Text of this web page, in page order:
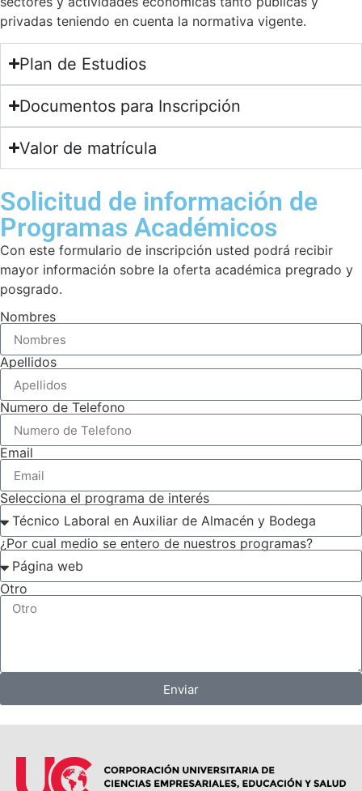
privadas teniendo en cuenta la normativa vigente.
Plan de Estudios
Documentos para Inscripción
Valor de matrícula
Solicitud de información de
Programas Académicos
Con este formulario de inscripción usted podrá recibir
mayor información sobre la oferta académica pregrado y
posgrado.
Nombres
Apellidos
Numero de Telefono
Email
Selecciona el programa de interés
¿Por cual medio se entero de nuestros programas?
Otro
Enviar